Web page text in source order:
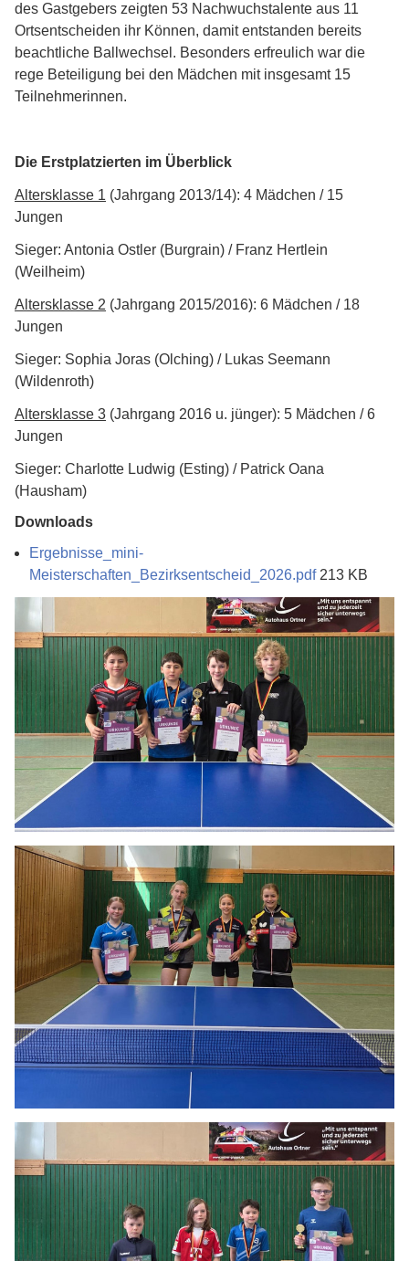
des Gastgebers zeigten 53 Nachwuchstalente aus 11
Ortsentscheiden ihr Können, damit entstanden bereits
beachtliche Ballwechsel. Besonders erfreulich war die
rege Beteiligung bei den Mädchen mit insgesamt 15
Teilnehmerinnen.
Die Erstplatzierten im Überblick
Altersklasse 1 (Jahrgang 2013/14): 4 Mädchen / 15
Jungen
Sieger: Antonia Ostler (Burgrain) / Franz Hertlein
(Weilheim)
Altersklasse 2 (Jahrgang 2015/2016): 6 Mädchen / 18
Jungen
Sieger: Sophia Joras (Olching) / Lukas Seemann
(Wildenroth)
Altersklasse 3 (Jahrgang 2016 u. jünger): 5 Mädchen / 6
Jungen
Sieger: Charlotte Ludwig (Esting) / Patrick Oana
(Hausham)
Downloads
Ergebnisse_mini-
Meisterschaften_Bezirksentscheid_2026.pdf 213 KB